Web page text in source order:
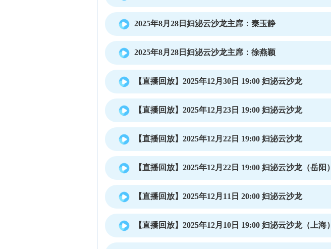
2025年8月28日妇泌云沙龙主席：秦玉静
2025年8月28日妇泌云沙龙主席：徐燕颖
【直播回放】2025年12月30日 19:00 妇泌云沙龙
【直播回放】2025年12月23日 19:00 妇泌云沙龙
【直播回放】2025年12月22日 19:00 妇泌云沙龙
【直播回放】2025年12月22日 19:00 妇泌云沙龙（岳阳）
【直播回放】2025年12月11日 20:00 妇泌云沙龙
【直播回放】2025年12月10日 19:00 妇泌云沙龙（上海）